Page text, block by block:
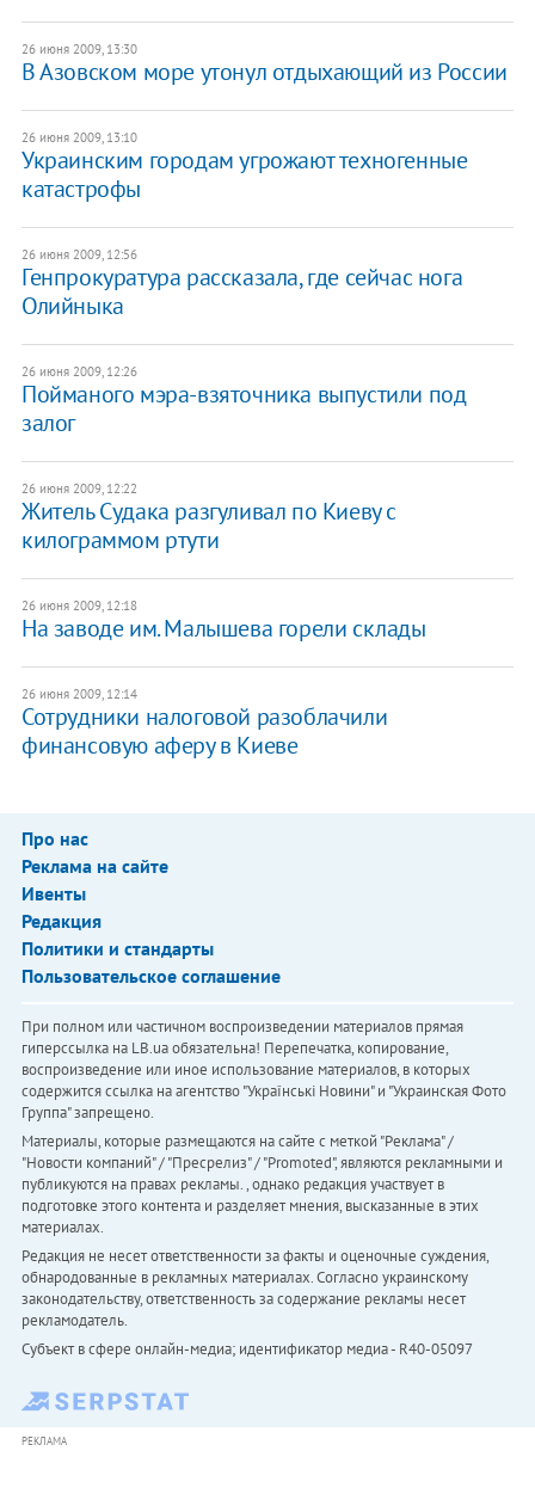
26 июня 2009, 13:30
В Азовском море утонул отдыхающий из России
26 июня 2009, 13:10
Украинским городам угрожают техногенные
катастрофы
26 июня 2009, 12:56
Генпрокуратура рассказала, где сейчас нога
Олийныка
26 июня 2009, 12:26
Пойманого мэра-взяточника выпустили под
залог
26 июня 2009, 12:22
Житель Судака разгуливал по Киеву с
килограммом ртути
26 июня 2009, 12:18
На заводе им. Малышева горели склады
26 июня 2009, 12:14
Сотрудники налоговой разоблачили
финансовую аферу в Киеве
Про нас
Реклама на сайте
Ивенты
Редакция
Политики и стандарты
Пользовательское соглашение
При полном или частичном воспроизведении материалов прямая
гиперссылка на LB.ua обязательна! Перепечатка, копирование,
воспроизведение или иное использование материалов, в которых
содержится ссылка на агентство "Українськi Новини" и "Украинская Фото
Группа" запрещено.
Материалы, которые размещаются на сайте с меткой "Реклама" /
"Новости компаний" / "Пресрелиз" / "Promoted", являются рекламными и
публикуются на правах рекламы. , однако редакция участвует в
подготовке этого контента и разделяет мнения, высказанные в этих
материалах.
Редакция не несет ответственности за факты и оценочные суждения,
обнародованные в рекламных материалах. Согласно украинскому
законодательству, ответственность за содержание рекламы несет
рекламодатель.
Субъект в сфере онлайн-медиа; идентификатор медиа - R40-05097
РЕКЛАМА